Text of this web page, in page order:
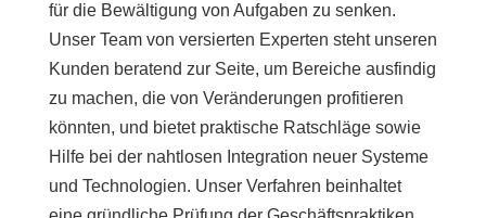
für die Bewältigung von Aufgaben zu senken.
Unser Team von versierten Experten steht unseren
Kunden beratend zur Seite, um Bereiche ausfindig
zu machen, die von Veränderungen profitieren
könnten, und bietet praktische Ratschläge sowie
Hilfe bei der nahtlosen Integration neuer Systeme
und Technologien. Unser Verfahren beinhaltet